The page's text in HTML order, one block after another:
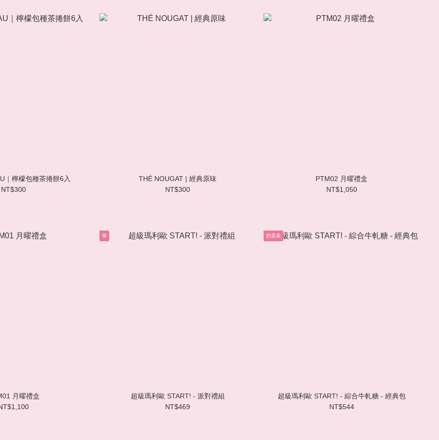
｜檸檬包種茶捲餅6入
NT$300
THÉ NOUGAT | 經典原味
NT$300
PTM02 月曜禮盒
NT$1,050
月曜禮盒
葷
超級瑪利歐 START! - 派對禮組
NT$469
奶蛋素
超級瑪利歐 START! - 綜合牛軋糖 - 經典包
NT$544